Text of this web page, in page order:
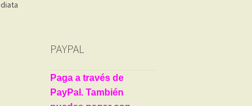
PAYPAL
Paga a través de
PayPal. También